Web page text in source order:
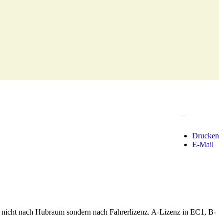
Drucken
E-Mail
nach Hubraum sondern nach Fahrerlizenz. A-Lizenz in EC1, B-